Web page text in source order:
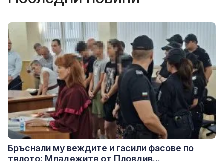
Бръснали му веждите и гасили фасове по
тялото: Младежите от Пловдив...